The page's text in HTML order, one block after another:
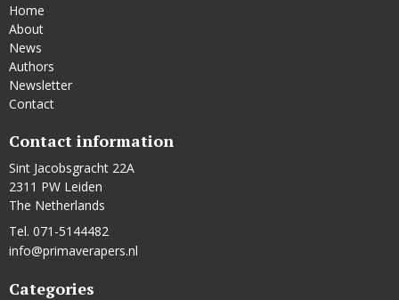
Home
About
News
Authors
Newsletter
Contact
Contact information
Sint Jacobsgracht 22A
2311 PW Leiden
The Netherlands
Tel. 071-5144482
info@primaverapers.nl
Categories